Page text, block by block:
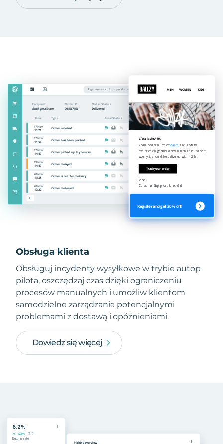
Obsługa klienta
Obsługuj incydenty wysyłkowe w trybie autop
pilota, oszczędzaj czas dzięki ograniczeniu
procesów manualnych i umożliw klientom
samodzielne zarządzanie potencjalnymi
problemami z dostawą i opóźnieniami.
Dowiedz się więcej